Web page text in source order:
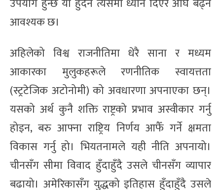
आवश्यक छ।
अहिलेको विश्व राजनीतिमा धेरै साना र मध्यम
आकारका मुलुकहरूले रणनीतिक स्वायत्तता
(स्ट्रटेजिक अटोनोमी) को अवधारणा अपनाएका छन्।
यसको अर्थ कुनै शक्ति राष्ट्रको प्रभाव अस्वीकार गर्नु
होइन, बरु आफ्ना राष्ट्रिय निर्णय आफैँ गर्ने क्षमता
विकास गर्नु हो। भियतनामले यही नीति अपनायो।
चीनसँग सीमा विवाद हुँदाहुँदै उसले चीनसँग व्यापार
बढायो। अमेरिकासँग युद्धको इतिहास हुँदाहुँदै उसले